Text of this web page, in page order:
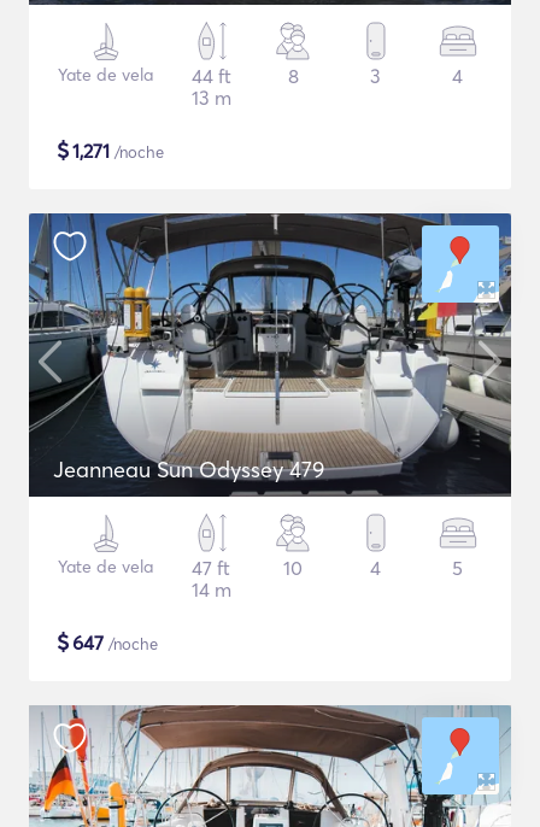
Yate de vela
44 ft
13 m
8 3 4
$1,271 /noche
Jeanneau Sun Odyssey 479
Yate de vela
47 ft
14 m
10 4 5
$647 /noche